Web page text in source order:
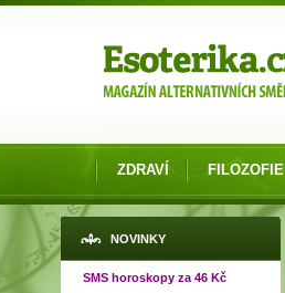
ZDRAVÍ FILOZOFIE
NOVINKY
SMS horoskopy za 46 Kč